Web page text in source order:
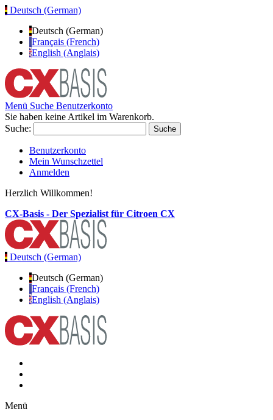
Deutsch (German)
Deutsch (German)
Français (French)
English (Anglais)
Menü Suche Benutzerkonto
Sie haben keine Artikel im Warenkorb.
Suche:
Suche
Benutzerkonto
Mein Wunschzettel
Anmelden
Herzlich Willkommen!
CX-Basis - Der Spezialist für Citroen CX
Deutsch (German)
Deutsch (German)
Français (French)
English (Anglais)
Menü